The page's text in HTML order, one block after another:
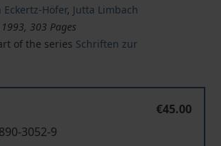
Eckertz-Höfer, Jutta Limbach
303 Pages
of the series Schriften zur
€45.00
3052-9